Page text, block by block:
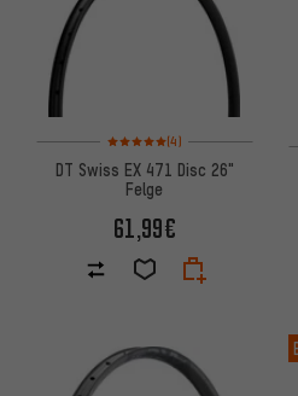
Bewertungen: 5 von 5
(4)
DT Swiss EX 471 Disc 26"
Felge
61,99€